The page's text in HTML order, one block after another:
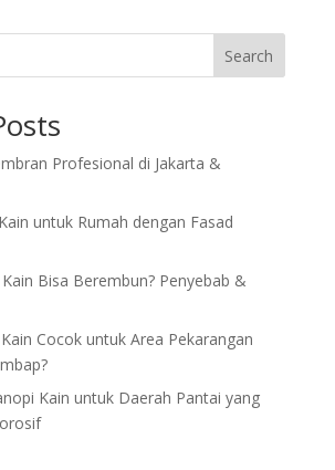
Search
Profesional di Jakarta &
untuk Rumah dengan Fasad
Bisa Berembun? Penyebab &
Cocok untuk Area Pekarangan
Kain untuk Daerah Pantai yang